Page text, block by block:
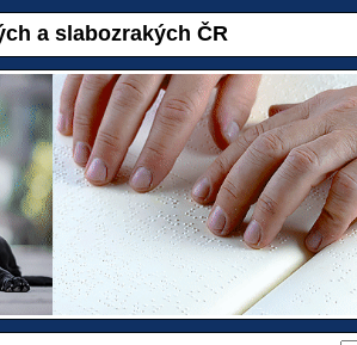
a slabozrakých ČR